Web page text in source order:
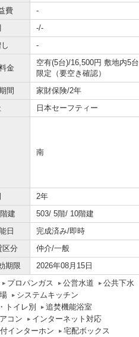
費
-
-/-
-
金
空有(5台)/16,500円 敷地内5台
限定（要空き確認）
間
家財保険/2年
日本セーフティー
南
2年
建
503/ 5階/ 10階建
日
完成済み/即時
区分
仲介/一般
期限
2026年08月15日
プロパンガス
公営水道
公共下水
システムキッチン
トイレ別
追焚機能浴室
コン
インターネット対応
インターホン
宅配ボックス